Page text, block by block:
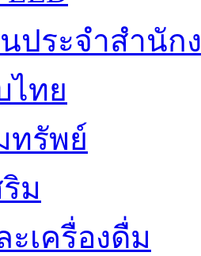
ประจำสำนัก
ไทย
ทรัพย์
ม
เครื่องดื่ม